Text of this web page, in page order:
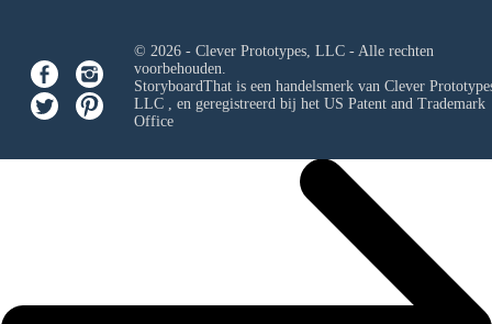
© 2026 - Clever Prototypes, LLC - Alle rechten
voorbehouden.
StoryboardThat is een handelsmerk van Clever
LLC, en geregistreerd bij het US Patent and Trademark
Office